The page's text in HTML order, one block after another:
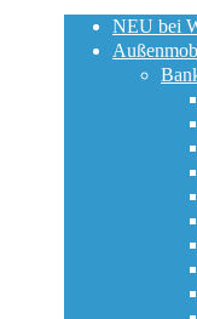
NEU bei